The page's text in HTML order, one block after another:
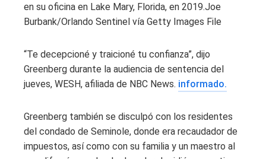
en su oficina en Lake Mary, Florida, en 2019.Joe
Burbank/Orlando Sentinel vía Getty Images File
“Te decepcioné y traicioné tu confianza”, dijo
Greenberg durante la audiencia de sentencia del
jueves, WESH, afiliada de NBC News. informado.
Greenberg también se disculpó con los residentes
del condado de Seminole, donde era recaudador de
impuestos, así como con su familia y un maestro al